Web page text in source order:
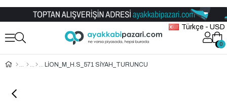
Türkçe - USD
00
LİON_M_H.S_571 SİYAH_TURUNCU